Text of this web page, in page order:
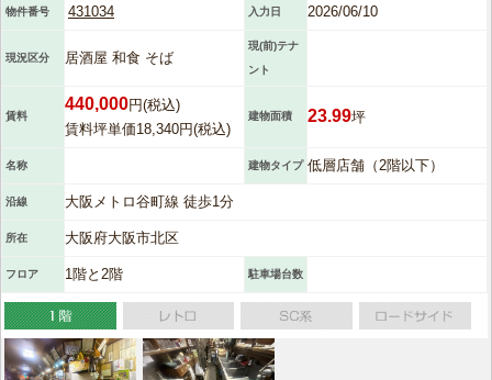
物件番号 431034 入力日 2026/06/10
現況区分 居酒屋 和食 そば
現(前)テナ
ント
賃料
440,000円(税込)
賃料坪単価18,340円(税込)
建物面積 23.99坪
名称 建物タイプ 低層店舗（2階以下）
沿線 大阪メトロ谷町線 徒歩1分
所在 大阪府大阪市北区
フロア 1階と2階 駐車場台数